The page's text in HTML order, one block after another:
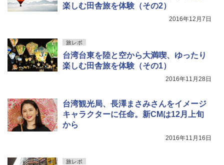
楽しむ田舎旅を体験（その2）
2016年12月7日
旅レポ
台湾台東を陸と空から大満喫、ゆったり
楽しむ田舎旅を体験（その1）
2016年11月28日
台湾観光局、長澤まさみさんをイメージ
キャラクターに任命。新CMは12月上旬
から
2016年11月16日
旅レポ